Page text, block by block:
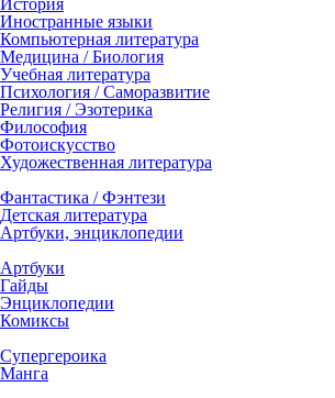
История
Иностранные языки
Компьютерная литература
Медицина / Биология
Учебная литература
Психология / Саморазвитие
Религия / Эзотерика
Философия
Фотоискусство
Художественная литература
Фантастика / Фэнтези
Детская литература
Артбуки, энциклопедии
Артбуки
Гайды
Энциклопедии
Комиксы
Супергероика
Манга